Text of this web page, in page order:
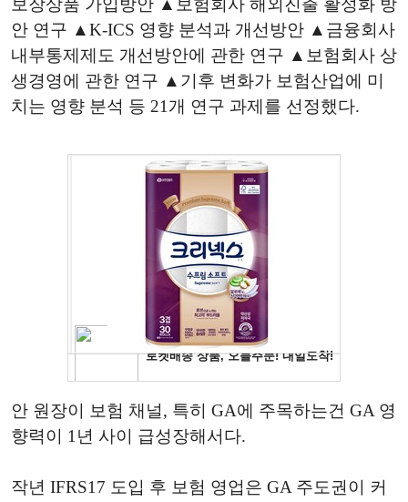
보장상품 가입방안 ▲보험회사 해외진출 활성화 방
안 연구 ▲K-ICS 영향 분석과 개선방안 ▲금융회사
내부통제제도 개선방안에 관한 연구 ▲보험회사 상
생경영에 관한 연구 ▲기후 변화가 보험산업에 미
치는 영향 분석 등 21개 연구 과제를 선정했다.
안 원장이 보험 채널, 특히 GA에 주목하는건 GA 영
향력이 1년 사이 급성장해서다.
작년 IFRS17 도입 후 보험 영업은 GA 주도권이 커